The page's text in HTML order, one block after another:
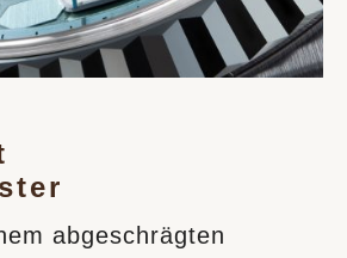
abgeschrägten